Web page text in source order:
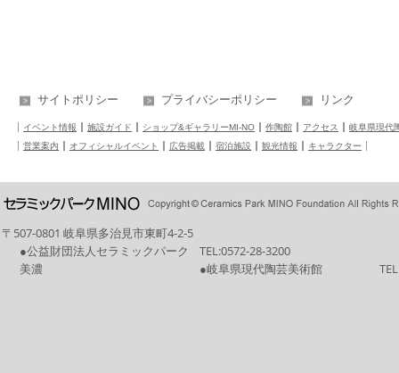
サイトポリシー プライバシーポリシー リンク
イベント情報 施設ガイド ショップ&ギャラリーMI-NO 作陶館 アクセス
岐阜県現代
営業案内
オフィシャルイベント 広告掲載 宿泊施設 観光情報 キャラクター
〒507-0801 岐阜県多治見市東町4-2-5
●公益財団法人セラミックパーク
美濃
TEL:0572-28-3200
●岐阜県現代陶芸美術館